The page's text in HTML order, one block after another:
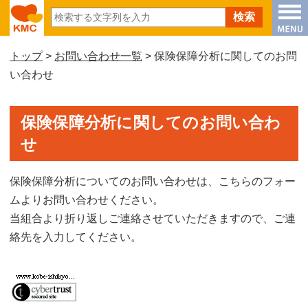
トップ> お問い合わせ一覧 > 保険保障分析に関してのお問
い合わせ
保険保障分析に関してのお問い合わ
せ
保険保障分析についてのお問い合わせは、こちらのフォー
ムよりお問い合わせください。
当組合より折り返しご連絡させていただきますので、ご連
絡先を入力してください。